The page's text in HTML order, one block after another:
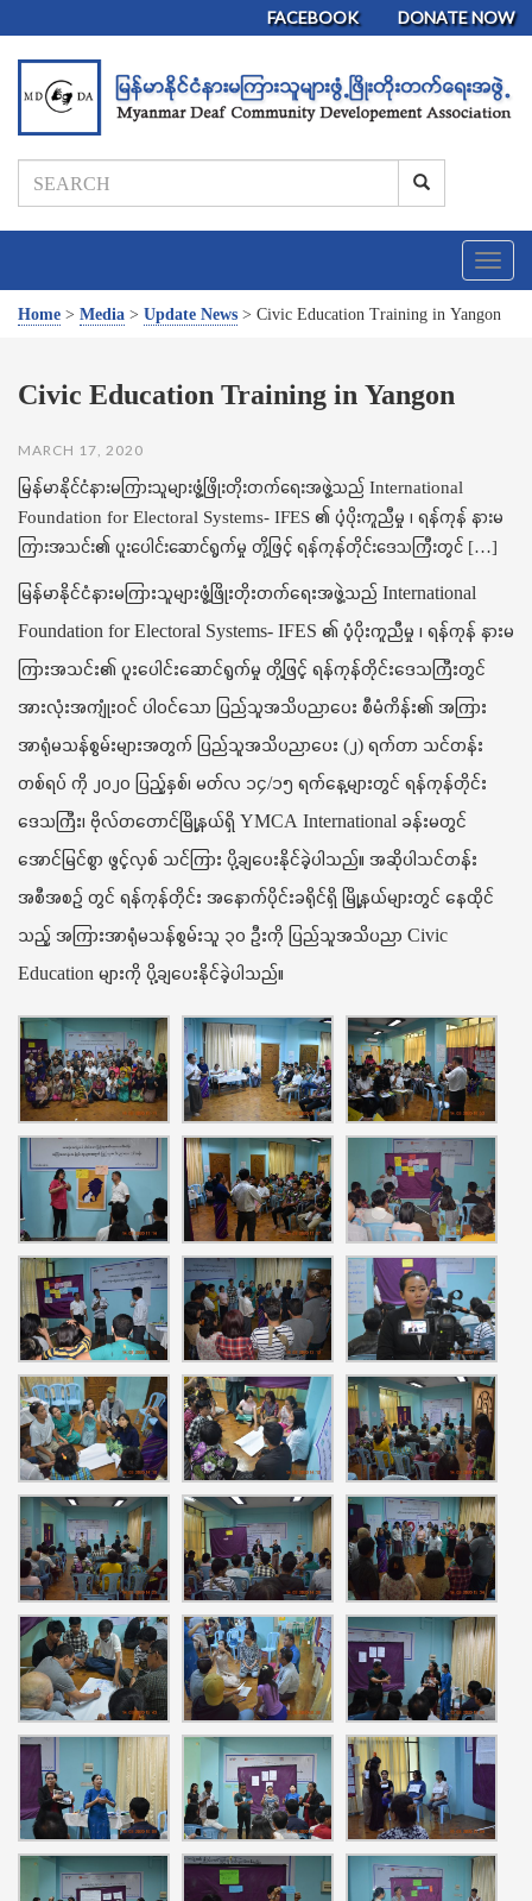
FACEBOOK DONATE NOW
T
o
g
a
t
Home > Media > Update News > Civic Education Training in Yangon
Civic Education Training in Yangon
MARCH 17, 2020
မြန်မာနိုင်ငံနားမကြားသူများဖွံ့ဖြိုးတိုးတက်ရေးအဖွဲ့သည် International
Foundation for Electoral Systems- IFES ၏ ပံ့ပိုးကူညီမှု ၊ ရန်ကုန် နားမ
ကြားအသင်း၏ ပူးပေါင်းဆောင်ရွက်မှု တို့ဖြင့် ရန်ကုန်တိုင်းဒေသကြီးတွင် […]
မြန်မာနိုင်ငံနားမကြားသူများဖွံ့ဖြိုးတိုးတက်ရေးအဖွဲ့သည် International
Foundation for Electoral Systems- IFES ၏ ပံ့ပိုးကူညီမှု ၊ ရန်ကုန် နားမ
ကြားအသင်း၏ ပူးပေါင်းဆောင်ရွက်မှု တို့ဖြင့် ရန်ကုန်တိုင်းဒေသကြီးတွင်
အားလုံးအကျုံးဝင် ပါဝင်သော ပြည်သူအသိပညာပေး စီမံကိန်း၏ အကြား
အာရုံမသန်စွမ်းများအတွက် ပြည်သူအသိပညာပေး (၂) ရက်တာ သင်တန်း
တစ်ရပ် ကို ၂၀၂၀ ပြည့်နှစ်၊ မတ်လ ၁၄/၁၅ ရက်နေ့များတွင် ရန်ကုန်တိုင်း
ဒေသကြီး၊ ဗိုလ်တတောင်မြို့နယ်ရှိ YMCA International ခန်းမတွင်
အောင်မြင်စွာ ဖွင့်လှစ် သင်ကြား ပို့ချပေးနိုင်ခဲ့ပါသည်။ အဆိုပါသင်တန်း
အစီအစဉ် တွင် ရန်ကုန်တိုင်း အနောက်ပိုင်းခရိုင်ရှိ မြို့နယ်များတွင် နေထိုင်
သည့် အကြားအာရုံမသန်စွမ်းသူ ၃၀ ဦးကို ပြည်သူအသိပညာ Civic
Education များကို ပို့ချပေးနိုင်ခဲ့ပါသည်။